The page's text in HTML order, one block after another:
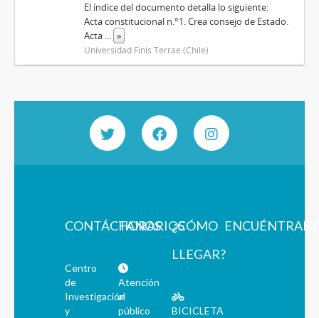
El índice del documento detalla lo siguiente:
Acta constitucional n.°1. Crea consejo de Estado.
Acta ... »
Universidad Finis Terrae (Chile)
CONTÁCTANOS
Centro
de
Investigación
y
HORARIOS
Atención
al
público
¿CÓMO
LLEGAR?
BICICLETA